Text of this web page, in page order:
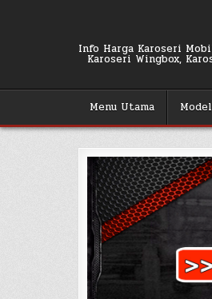
Info Harga Karoseri
Karoseri Wingbox,
Menu Utama